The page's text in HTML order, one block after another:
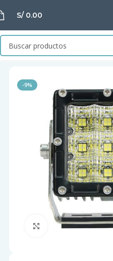
S/0.00
-9%
Clic para ampliar